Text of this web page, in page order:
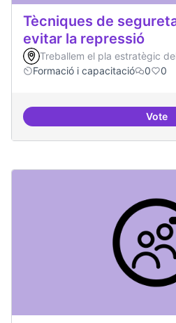
Tècniques de
evitar la repressió
Treballem el pla estratègic
Formació i capacitació
0 0
Vote